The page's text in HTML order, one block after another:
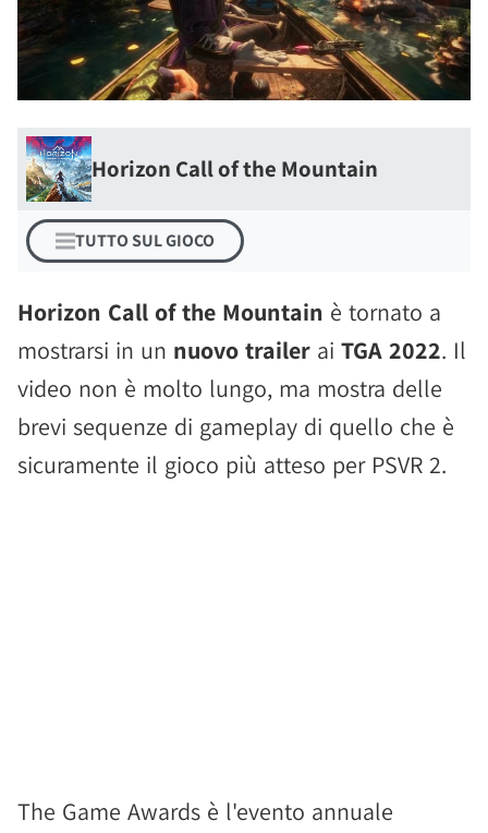
Horizon Call of the Mountain
TUTTO SUL GIOCO
Horizon Call of the Mountain è tornato a
mostrarsi in un nuovo trailer ai TGA 2022. Il
video non è molto lungo, ma mostra delle
brevi sequenze di gameplay di quello che è
sicuramente il gioco più atteso per PSVR 2.
The Game Awards è l'evento annuale